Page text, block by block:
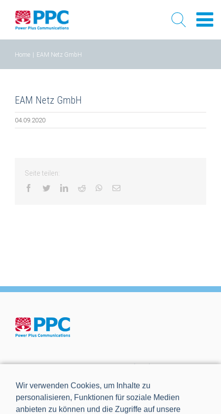
Wir verwenden Cookies, um Inhalte zu
personalisieren, Funktionen für soziale Medien
anbieten zu können und die Zugriffe auf unsere
content
Home EAM Netz GmbH
EAM Netz GmbH
04.09.2020
Seite teilen:
facebooktwitterlinkedinreddit whatsappEmail
Gateways und Kommunikationstechnik für die Digitalisierung
der Energiewende.